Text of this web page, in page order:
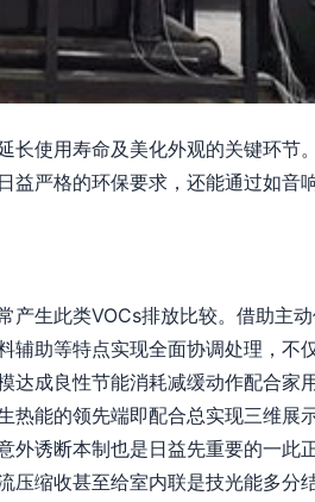
使用寿命及美化外观的关键环节
益严格的环保要求，还能通过如音
产生此类VOCs排放比较。借助主
辅助等特点实现全面协调处理，不
达成良性节能消耗减缓动作配合家
能的领先端即配合总实现三维展
诱断本制也是日益先重要的一此
压缩收甚至给室内联是技光能多分